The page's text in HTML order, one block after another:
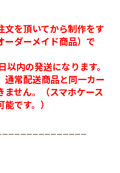
文を頂いてから制作をす
ーダーメイド商品）で
以内の発送になります。
通常配送商品と同一カー
ません。（スマホケース
です。）